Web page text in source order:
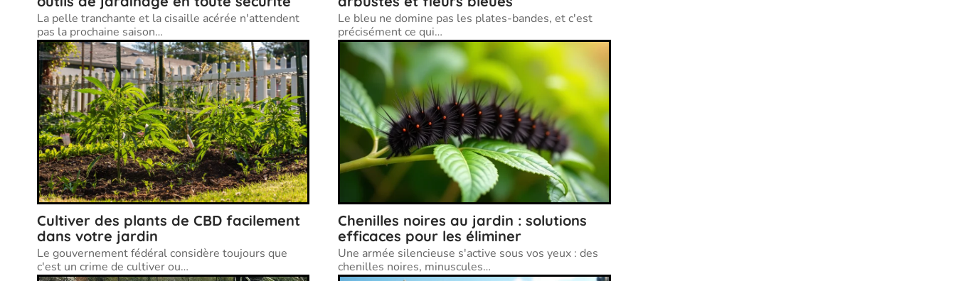
La pelle tranchante et la cisaille acérée n'attendent
pas la prochaine saison…
Le bleu ne domine pas les plates-bandes, et c'est
précisément ce qui…
Cultiver des plants de CBD facilement
dans votre jardin
Le gouvernement fédéral considère toujours que
c'est un crime de cultiver ou…
Chenilles noires au jardin : solutions
efficaces pour les éliminer
Une armée silencieuse s'active sous vos yeux : des
chenilles noires, minuscules…